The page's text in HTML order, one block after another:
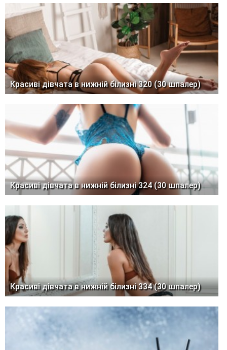
Красиві дівчата в нижній білизні 320 (30 шпалер)
Красиві дівчата в нижній білизні 324 (30 шпалер)
Красиві дівчата в нижній білизні 334 (30 шпалер)